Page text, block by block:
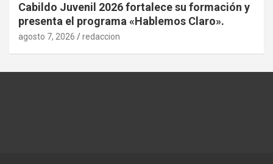
Cabildo Juvenil 2026 fortalece su formación y
presenta el programa «Hablemos Claro».
agosto 7, 2026 redaccion